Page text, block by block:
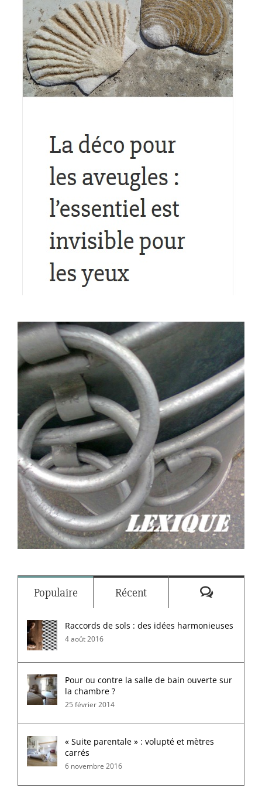
Populaire Récent
Raccords de sols : des idées harmonieuses
4 août 2016
Pour ou contre la salle de bain ouverte sur
la chambre ?
25 février 2014
« Suite parentale » : volupté et mètres
carrés
6 novembre 2016